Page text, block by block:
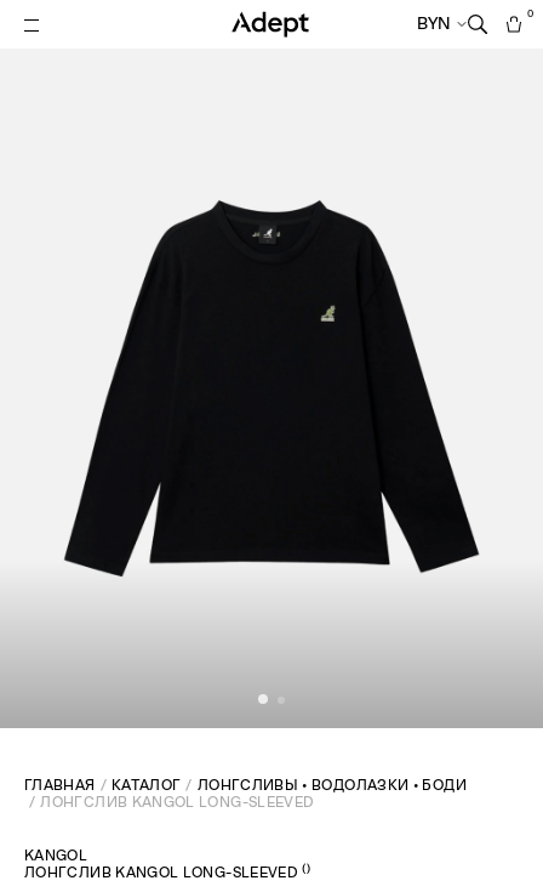
BYN
0
ГЛАВНАЯ КАТАЛОГ
ЛОНГСЛИВЫ • ВОДОЛАЗКИ • БОДИ
ЛОНГСЛИВ KANGOL LONG-SLEEVED
KANGOL
ЛОНГСЛИВ KANGOL LONG-SLEEVED()